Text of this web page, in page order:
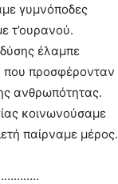
γυμνόποδες
τ’ουρανού.
έλαμπε
που προσφέρονταν
ανθρωπότητας.
κοινωνούσαμε
παίρναμε μέρος.